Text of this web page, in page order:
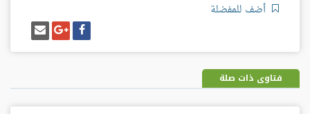
أضف للمفضلة
شارك
على
فيسبوك
شارك
على
غوغل
بلس
إرسل
إيميل
فتاوى ذات صلة